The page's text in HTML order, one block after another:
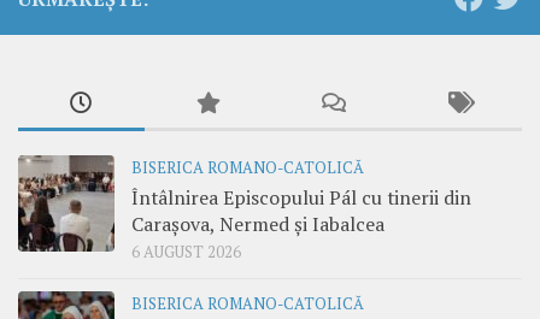
BISERICA ROMANO-CATOLICĂ
Întâlnirea Episcopului Pál cu tinerii din
Carașova, Nermed și Iabalcea
6 AUGUST 2026
BISERICA ROMANO-CATOLICĂ